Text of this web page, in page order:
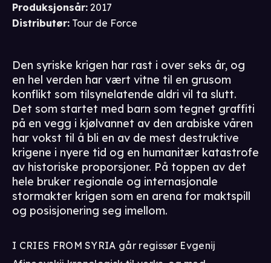
Produksjonsår: 2017
Distributør: Tour de Force
Den syriske krigen har rast i over seks år, og
en hel verden har vært vitne til en grusom
konflikt som tilsynelatende aldri vil ta slutt.
Det som startet med barn som tegnet graffiti
på en vegg i kjølvannet av den arabiske våren
har vokst til å bli en av de mest destruktive
krigene i nyere tid og en humanitær katastrofe
av historiske proporsjoner. På toppen av det
hele bruker regionale og internasjonale
stormakter krigen som en arena for maktspill
og posisjonering seg imellom.
I CRIES FROM SYRIA går regissør Evgenij